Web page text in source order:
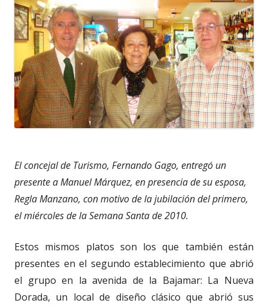
El concejal de Turismo, Fernando Gago, entregó un
presente a Manuel Márquez, en presencia de su esposa,
Regla Manzano, con motivo de la jubilación del primero,
el miércoles de la Semana Santa de 2010.
Estos mismos platos son los que también están
presentes en el segundo establecimiento que abrió
el grupo en la avenida de la Bajamar: La Nueva
Dorada, un local de diseño clásico que abrió sus